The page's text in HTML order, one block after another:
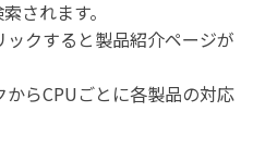
されます。
クすると製品紹介ページが
らCPUごとに各製品の対応